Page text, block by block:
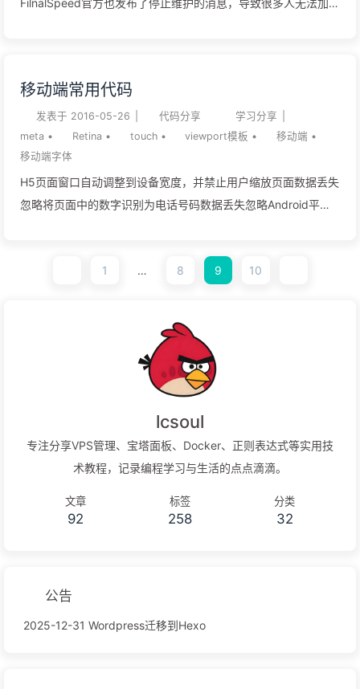
FilnalSpeed官方也发布了停止维护的消息，导致很多人无法加速
**云语（Flash TCP）**这个软件还是我无意中在网上看到的。
云语（Flash TCP）介绍Flash TCP是深圳市云语科技有限公司
(www.cloudtalkers.com)开发的Linux TCP协议算法，Flash
TCP的主要技术特点为： 超强加速10x网络速度提升 降低传输时
延，提高实时 稳定可靠Linux 内核专家打造，架构保障 长时间运
行验证，品质坚如磐石 零资源消耗优秀方案，零额外内存/CPU
来测试Flash TCP单边加速功能。 安装步骤 1、通过ssh登陆到
移动端常用代码
发表于 2016-05-26 代码分享 学习分享
meta • Retina • touch • viewport模板 • 移动端 •
移动端字体
H5页面窗口自动调整到设备宽度，并禁止用户缩放页面数据丢失
忽略将页面中的数字识别为电话号码数据丢失忽略Android平台
屏幕快速启动方式，仅针对ios的safari顶端状态条的样式数据丢
Helvetica 1body{font-family:Helvetica;} 参考《移动端使用字
体的思考》 移动端字体单位font-size选择px还是rem对于只需要
适配少部分手机设备，且分辨率对页面影响不大的，使用px即可
和iPad等分辨率差别比较挺大的设备可以使用下面的方法：
12345678html{font-size:10px}@media screen and (min-
width:321px) and ...
1 … 8 9 10
lcsoul
专注分享VPS管理、宝塔面板、Docker、正则表达式等实用技
术教程，记录编程学习与生活的点点滴滴。
文章
92
标签
258
分类
32
公告
2025-12-31 Wordpress迁移到Hexo